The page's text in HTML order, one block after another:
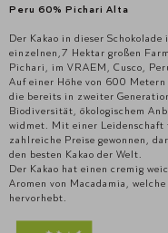
Peru 60% Pichari Alta
Der Kakao in dieser
einzelnen,7 Hektar großen
Pichari, im VRAEM, Cusco,
Auf einer Höhe von 600
die bereits in zweiter
Biodiversität, ökologischem
widmet. Mit einer Leidenschaft
zahlreiche Preise gewonnen,
den besten Kakao der Welt.
Der Kakao hat einen cremig
Aromen von Macadamia,
hervorhebt.